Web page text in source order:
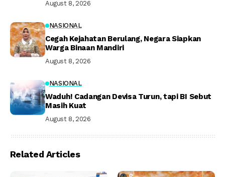
August 8, 2026
NASIONAL
Cegah Kejahatan Berulang, Negara Siapkan
Warga Binaan Mandiri
August 8, 2026
NASIONAL
Waduh! Cadangan Devisa Turun, tapi BI Sebut
Masih Kuat
August 8, 2026
Related Articles